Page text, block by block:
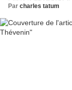
Par charles tatum